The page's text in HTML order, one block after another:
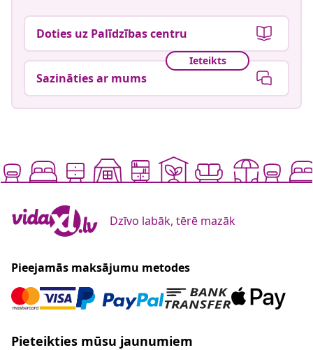
Doties uz Palīdzības centru
Ieteikts
Sazināties ar mums
Dzīvo labāk, tērē mazāk
Pieejamās maksājumu metodes
Pieteikties mūsu jaunumiem